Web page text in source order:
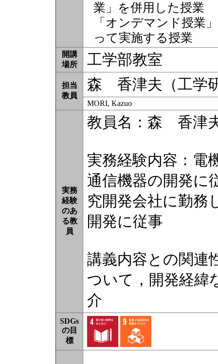
業」を併用した授業
「オンデマンド授業
って実施する授業
開講
場所
工学部教室
担当
教員
森 香津夫（工学
MORI, Kazuo
実務
経験
のあ
る教
員
教員名：森 香津
実務経験内容：電
通信機器の開発に
究開発会社に勤務
開発に従事
講義内容との関連
ついて，開発経緯
介
SDGs
の目
標